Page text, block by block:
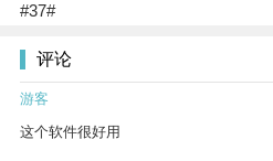
#37#
评论
游客
这个软件很好用